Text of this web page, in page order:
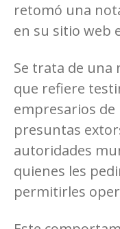
retomó una
en su sitio web
Se trata de
que refiere
empresarios
presuntas
autoridades
quienes les
permitirles